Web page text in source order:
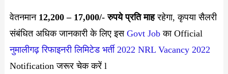
वेतनमान 12,200 – 17,000/- रुपये प्रति माहरहेगा, कृपया सैलरी
संबंधित अधिक जानकारी के लिए इस Govt Jobका Official
नुमालीगढ़ रिफाइनरी लिमिटेड भर्ती 2022 NRL Vacancy 2022
Notification जरूर चेक करें l